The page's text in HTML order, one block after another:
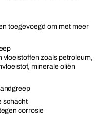
toegevoegd om met meer
vloeistoffen zoals petroleum,
minerale oliën
schacht
corrosie